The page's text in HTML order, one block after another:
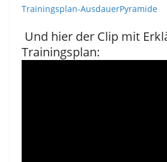
Trainingsplan-AusdauerPyramide
Und hier der Clip mit
Trainingsplan: